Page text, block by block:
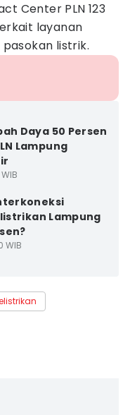
Center PLN 123
layanan
listrik.
Daya 50 Persen
Lampung
Lampung
WIB